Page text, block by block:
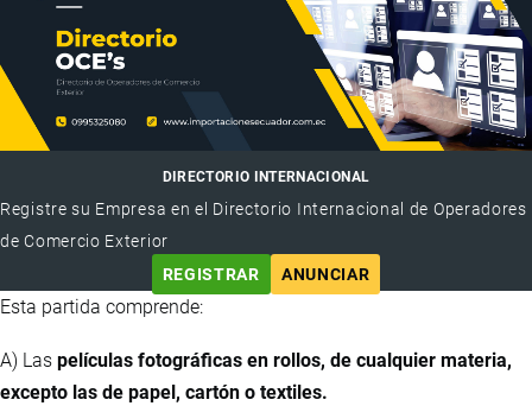
DIRECTORIO INTERNACIONAL
Registre su Empresa en el Directorio Internacional de Operadores
de Comercio Exterior
REGISTRAR
ANUNCIAR
Esta partida comprende:
A) Las películas fotográficas en rollos, de cualquier materia,
excepto las de papel, cartón o textiles.